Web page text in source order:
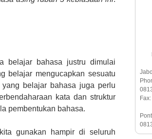
belajar bahasa justru dimulai
belajar mengucapkan sesuatu
belajar bahasa juga perlu
kata dan struktur
pembentukan bahasa.
gunakan hampir di seluruh